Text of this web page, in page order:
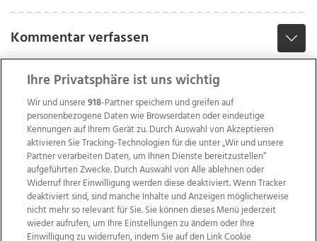
Kommentar verfassen
Ihre Privatsphäre ist uns wichtig
Wir und unsere918-Partner speichern und greifen auf
personenbezogene Daten wie Browserdaten oder eindeutige
Kennungen auf Ihrem Gerät zu. Durch Auswahl von Akzeptieren
aktivieren Sie Tracking-Technologien für die unter „Wir und unsere
Partner verarbeiten Daten, um Ihnen Dienste bereitzustellen“
aufgeführten Zwecke. Durch Auswahl von Alle ablehnen oder
Widerruf Ihrer Einwilligung werden diese deaktiviert. Wenn Tracker
deaktiviert sind, sind manche Inhalte und Anzeigen möglicherweise
nicht mehr so relevant für Sie. Sie können dieses Menü jederzeit
wieder aufrufen, um Ihre Einstellungen zu ändern oder Ihre
Einwilligung zu widerrufen, indem Sie auf den Link Cookie